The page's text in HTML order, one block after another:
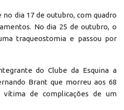
no dia 17 de outubro, com quadro
No dia 25 de outubro, o
traqueostomia e passou por
do Clube da Esquina a
Brant que morreu aos 68
de complicações de um